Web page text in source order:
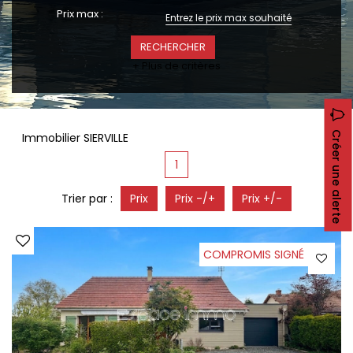
RECRUTEMENT
SERVICES
Partenaires
Prix max :
+ Plus de critères
Immobilier SIERVILLE Créer une alerte
1
Trier par : Prix Prix -/+ Prix +/-
COMPROMIS SIGNÉ